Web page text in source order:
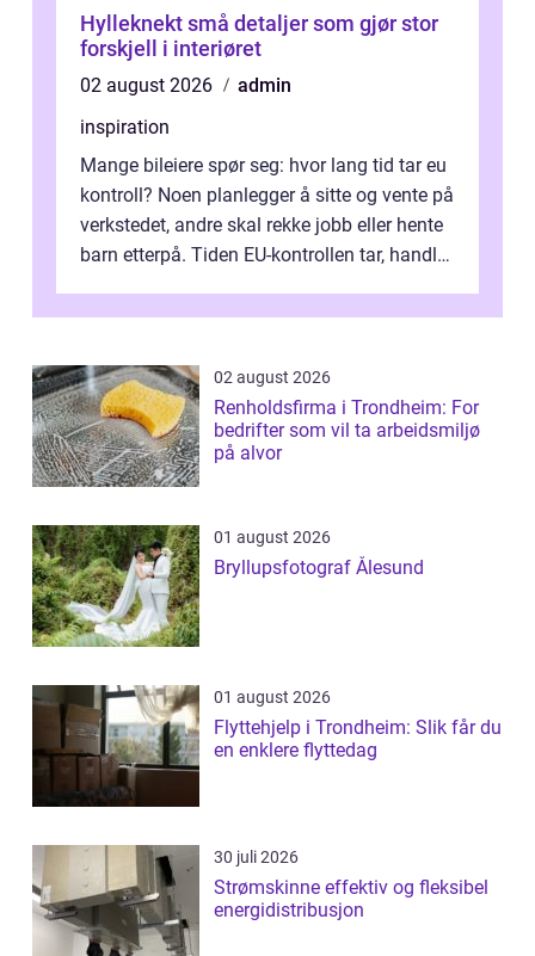
Hylleknekt små detaljer som gjør stor
forskjell i interiøret
02 august 2026
admin
inspiration
Mange bileiere spør seg: hvor lang tid tar eu
kontroll? Noen planlegger å sitte og vente på
verkstedet, andre skal rekke jobb eller hente
barn etterpå. Tiden EU-kontrollen tar, handler
02 august 2026
Renholdsfirma i Trondheim: For
bedrifter som vil ta arbeidsmiljø
på alvor
01 august 2026
Bryllupsfotograf Ålesund
01 august 2026
Flyttehjelp i Trondheim: Slik får du
en enklere flyttedag
30 juli 2026
Strømskinne effektiv og fleksibel
energidistribusjon